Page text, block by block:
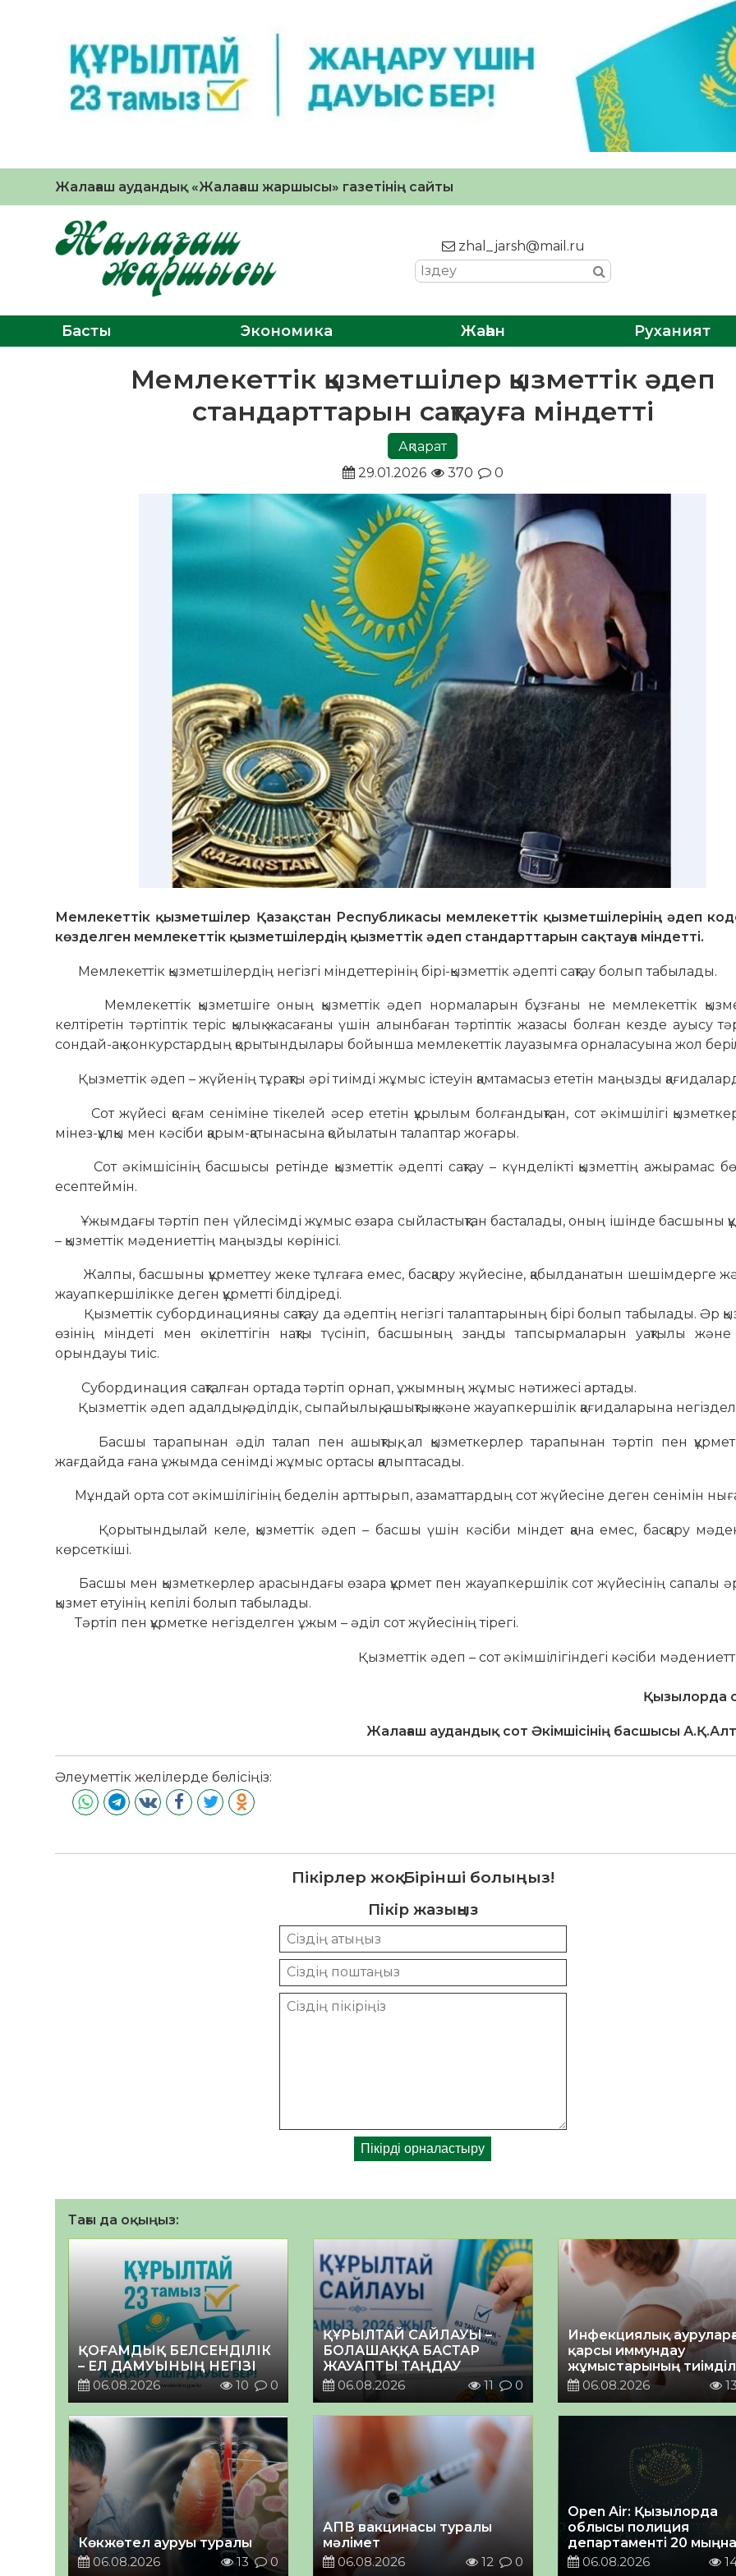
Жалағаш аудандық «Жалағаш жаршысы» газетінің сайты
zhal_jarsh@mail.ru
Басты Экономика Жаһан Руханият
Мемлекеттік қызметшілер қызметтік әдеп
стандарттарын сақтауға міндетті
Ақпарат
29.01.2026
370 0
Мемлекеттік қызметшілер Қазақстан Республикасы мемлекеттік қызметшілерінің әдеп
көзделген мемлекеттік қызметшілердің қызметтік әдеп стандарттарын сақтауға міндетті.
Мемлекеттік қызметшілердің негізгі міндеттерінің бірі-қызметтік әдепті сақтау болып табылады.
Мемлекеттік қызметшіге оның қызметтік әдеп нормаларын бұзғаны не мемлекеттік
келтіретін тәртіптік терiс қылық жасағаны үшін алынбаған тәртiптiк жазасы болған кезде ауысу
сондай-ақ конкурстардың қорытындылары бойынша мемлекеттік лауазымға орналасуына жол
Қызметтік әдеп – жүйенің тұрақты әрі тиімді жұмыс істеуін қамтамасыз ететін маңызды
Сот жүйесі қоғам сеніміне тікелей әсер ететін құрылым болғандықтан, сот әкімшілігі
мінез-құлқы мен кәсіби қарым-қатынасына қойылатын талаптар жоғары.
Сот әкімшісінің басшысы ретінде қызметтік әдепті сақтау – күнделікті қызметтің ажырамас
есептеймін.
Ұжымдағы тәртіп пен үйлесімді жұмыс өзара сыйластықтан басталады, оның ішінде басшыны
– қызметтік мәдениеттің маңызды көрінісі.
Жалпы, басшыны құрметтеу жеке тұлғаға емес, басқару жүйесіне, қабылданатын шешімдерге
жауапкершілікке деген құрметті білдіреді.
Қызметтік субординацияны сақтау да әдептің негізгі талаптарының бірі болып табылады. Әр
өзінің міндеті мен өкілеттігін нақты түсініп, басшының заңды тапсырмаларын уақтылы
орындауы тиіс.
Субординация сақталған ортада тәртіп орнап, ұжымның жұмыс нәтижесі артады.
Қызметтік әдеп адалдық, әділдік, сыпайылық, ашықтық және жауапкершілік қағидаларына
Басшы тарапынан әділ талап пен ашықтық, ал қызметкерлер тарапынан тәртіп пен құрмет
жағдайда ғана ұжымда сенімді жұмыс ортасы қалыптасады.
Мұндай орта сот әкімшілігінің беделін арттырып, азаматтардың сот жүйесіне деген сенімін
Қорытындылай келе, қызметтік әдеп – басшы үшін кәсіби міндет қана емес, басқару
көрсеткіші.
Басшы мен қызметкерлер арасындағы өзара құрмет пен жауапкершілік сот жүйесінің сапалы
қызмет етуінің кепілі болып табылады.
Тәртіп пен құрметке негізделген ұжым – әділ сот жүйесінің тірегі.
Қызметтік әдеп – сот әкімшілігіндегі кәсіби
Қызылорда
Жалағаш аудандық сот Әкімшісінің басшысы
Әлеуметтік желілерде бөлісіңіз:
Пікірлер жоқ. Бірінші болыңыз!
Пікір жазыңыз
Тағы да оқыңыз:
ҚОҒАМДЫҚ БЕЛСЕНДІЛІК
– ЕЛ ДАМУЫНЫҢ НЕГІЗІ
06.08.2026
10 0
ҚҰРЫЛТАЙ САЙЛАУЫ –
БОЛАШАҚҚА БАСТАР
ЖАУАПТЫ ТАҢДАУ
06.08.2026
11 0
Инфекциялық
қарсы иммундау
жұмыстарының
06.08.2026
13
Көкжөтел ауруы туралы
06.08.2026
13 0
АПВ вакцинасы туралы
мәлімет
06.08.2026
12 0
Open Air: Қызылорда
облысы полиция
департаменті 20
астам көрерменнің
06.08.2026